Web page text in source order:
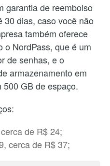
garantia de reembolso
30 dias, caso você não
também oferece
o NordPass, que é um
de senhas, e o
armazenamento em
GB de espaço.
de R$ 24;
cerca de R$ 37;